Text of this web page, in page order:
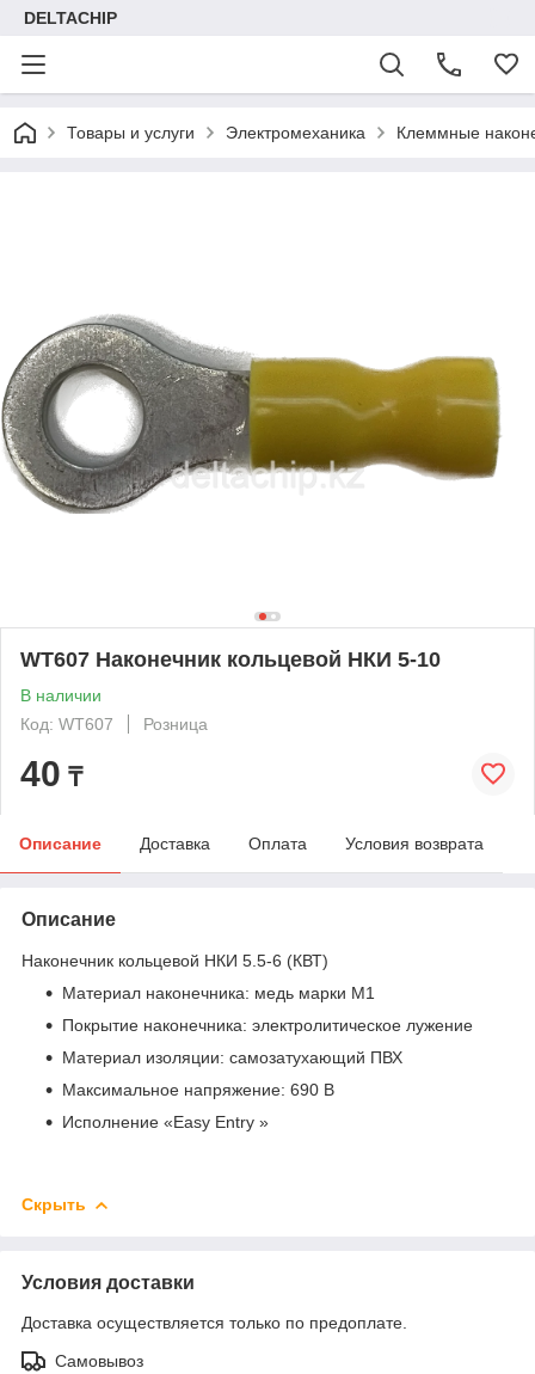
DELTACHIP
Товары и услуги Электромеханика Клеммные
WT607 Наконечник кольцевой НКИ 5-10
В наличии
Код: WT607
Розница
40 ₸
Описание Доставка Оплата Условия возврата
Описание
Наконечник кольцевой НКИ 5.5-6 (КВТ)
Материал наконечника: медь марки М1
Покрытие наконечника: электролитическое лужение
Материал изоляции: самозатухающий ПВХ
Максимальное напряжение: 690 В
Исполнение «Easy Entry »
Скрыть
Условия доставки
Доставка осуществляется только по предоплате.
Самовывоз